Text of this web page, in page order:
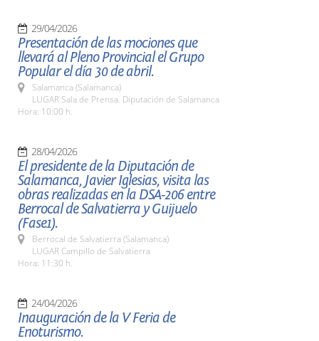
29/04/2026
Presentación de las mociones que
llevará al Pleno Provincial el Grupo
Popular el día 30 de abril.
Salamanca (Salamanca)
LUGAR Sala de Prensa. Diputación de Salamanca
Hora: 10:00 h.
28/04/2026
El presidente de la Diputación de
Salamanca, Javier Iglesias, visita las
obras realizadas en la DSA-206 entre
Berrocal de Salvatierra y Guijuelo
(Fase1).
Berrocal de Salvatierra (Salamanca)
LUGAR Campillo de Salvatierra
Hora: 11:30 h.
24/04/2026
Inauguración de la V Feria de
Enoturismo.